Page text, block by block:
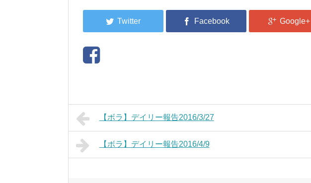
【ボラ】デイリー報告2016/3/27
【ボラ】デイリー報告2016/4/9